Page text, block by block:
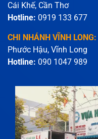
Cái Khế, Cần Thơ
Hotline: 0919 133 677
CHI NHÁNH VĨNH LONG:
Phước Hậu, Vĩnh Long
Hotline: 090 1047 989